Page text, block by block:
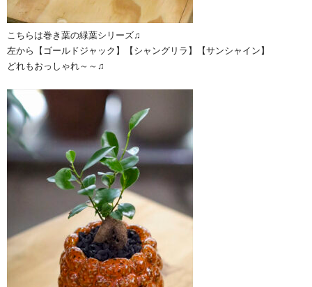
こちらは巻き葉の緑葉シリーズ♫
左から【ゴールドジャック】【シャングリラ】【サンシャイン】
どれもおっしゃれ～～♫